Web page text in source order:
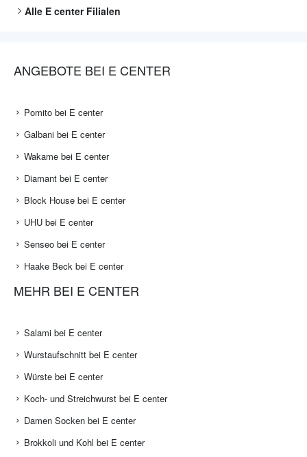
Alle E centerFilialen
ANGEBOTE BEI E CENTER
Pomito bei E center
Galbani bei E center
Wakame bei E center
Diamant bei E center
Block House bei E center
UHU bei E center
Senseo bei E center
Haake Beck bei E center
MEHR BEI E CENTER
Salami bei E center
Wurstaufschnitt bei E center
Würste bei E center
Koch- und Streichwurst bei E center
Damen Socken bei E center
Brokkoli und Kohl bei E center